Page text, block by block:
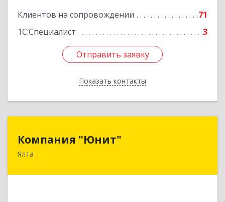
Клиентов на сопровождении
71
1С:Специалист
3
Отправить заявку
Показать контакты
Отправить заявку
Назад
Компания "Юнит"
Ялта
298600, Крым Респ, Ялта г, Васильева ул, дом №